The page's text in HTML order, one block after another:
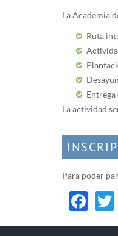
La Academia
Ruta
La actividad
Para poder